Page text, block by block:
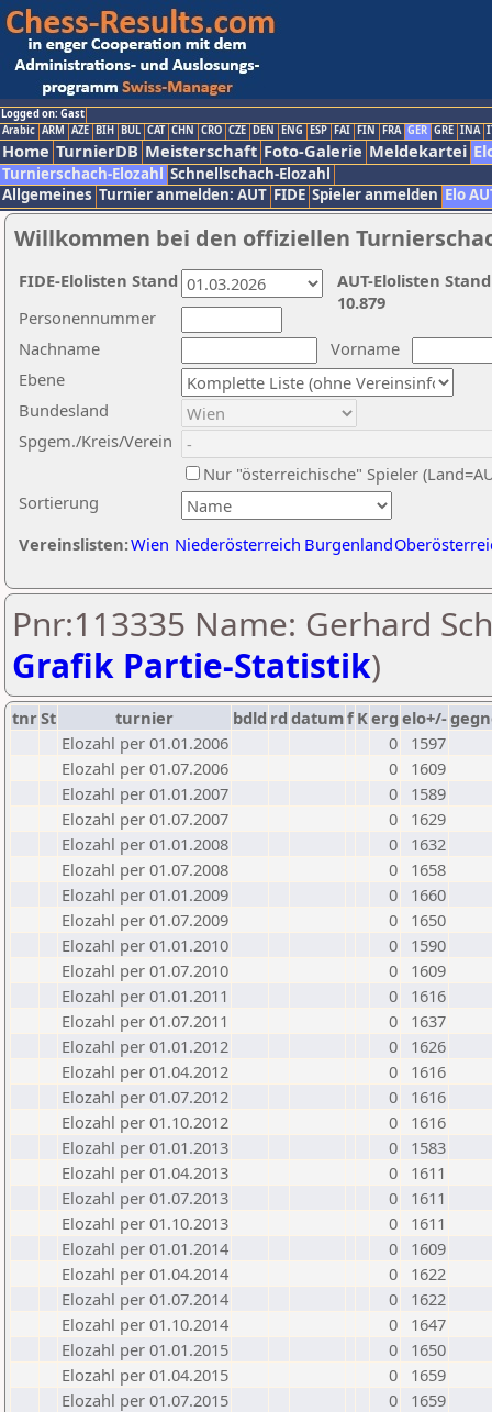
Logged on: Gast
Arabic ARM AZE BIH BUL CAT CHN CRO CZE DEN ENG ESP FAI FIN FRA GER GRE INA
Home TurnierDB Meisterschaft Foto-Galerie Meldekartei
Turnierschach-Elozahl Schnellschach-Elozahl
Allgemeines Turnier anmelden: AUT FIDE Spieler anmelden Elo
Willkommen bei den offiziellen
Nachname
Vorname
Ebene
Sortierung
Personennummer
Bundesland
Spgem./Kreis/Verein
Nur "österreichische" Spieler
Vereinslisten:Wien Niederösterreich Burgenland
AUT-Elolisten
10.879
FIDE-Elolisten Stand
Pnr:113335 Name: Gerhard
Grafik Partie-Statistik)
tnrSt turnier bdld rd datumf Kerg elo+/-
Elozahl per 01.01.2006
0
1597
Elozahl per 01.07.2006
0
1609
Elozahl per 01.01.2007
0
1589
Elozahl per 01.07.2007
0
1629
Elozahl per 01.01.2008
0
1632
Elozahl per 01.07.2008
0
1658
Elozahl per 01.01.2009
0
1660
Elozahl per 01.07.2009
0
1650
Elozahl per 01.01.2010
0
1590
Elozahl per 01.07.2010
0
1609
Elozahl per 01.01.2011
0
1616
Elozahl per 01.07.2011
0
1637
Elozahl per 01.01.2012
0
1626
Elozahl per 01.04.2012
0
1616
Elozahl per 01.07.2012
0
1616
Elozahl per 01.10.2012
0
1616
Elozahl per 01.01.2013
0
1583
Elozahl per 01.04.2013
0
1611
Elozahl per 01.07.2013
0
1611
Elozahl per 01.10.2013
0
1611
Elozahl per 01.01.2014
0
1609
Elozahl per 01.04.2014
0
1622
Elozahl per 01.07.2014
0
1622
Elozahl per 01.10.2014
0
1647
Elozahl per 01.01.2015
0
1650
Elozahl per 01.04.2015
0
1659
Elozahl per 01.07.2015
0
1659